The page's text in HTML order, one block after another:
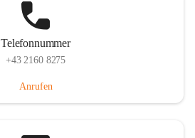
Telefonnummer
+43 2160 8275
Anrufen